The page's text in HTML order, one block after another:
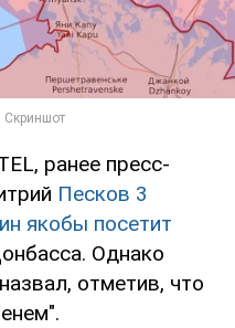
ранее пресс-
Песков 3
якобы посетит
Однако
отметив, что